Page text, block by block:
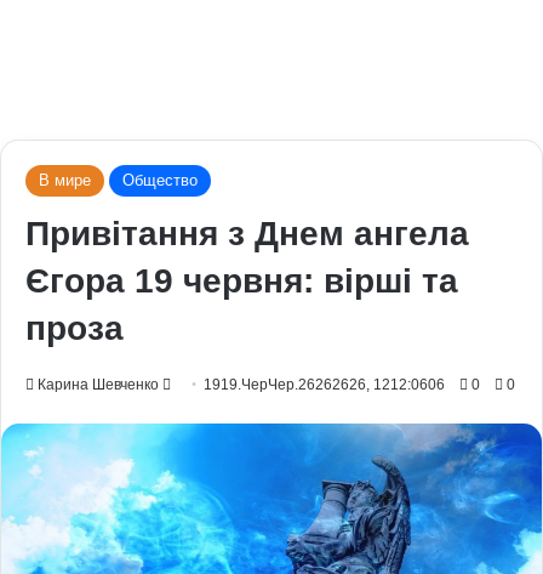
В мире Общество
Привітання з Днем ангела
Єгора 19 червня: вірші та
проза
Карина Шевченко
Send 1919.ЧерЧер.26262626, 1212:0606 0 0